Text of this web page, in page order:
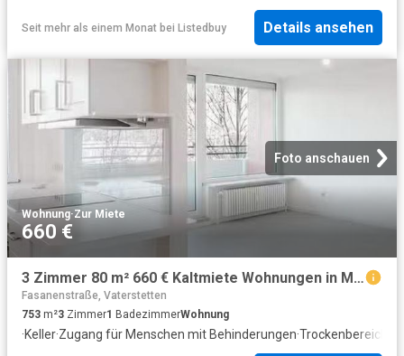
Seit mehr als einem Monat bei Listedbuy Details ansehen
Foto anschauen
Wohnung·Zur Miete
660 €
3 Zimmer 80 m² 660 € Kaltmiete Wohnungen in München
Fasanenstraße, Vaterstetten
753 m²3 Zimmer1 BadezimmerWohnung
·Keller·Zugang für Menschen mit Behinderungen·Trockenbereich